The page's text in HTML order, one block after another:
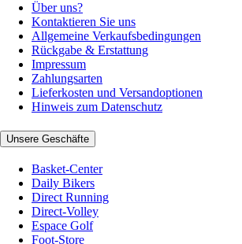
Über uns?
Kontaktieren Sie uns
Allgemeine Verkaufsbedingungen
Rückgabe & Erstattung
Impressum
Zahlungsarten
Lieferkosten und Versandoptionen
Hinweis zum Datenschutz
Unsere Geschäfte
Basket-Center
Daily Bikers
Direct Running
Direct-Volley
Espace Golf
Foot-Store